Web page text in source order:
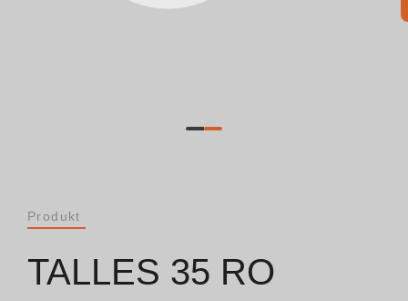
Logo Pack
Produkt
TALLES 35 RO